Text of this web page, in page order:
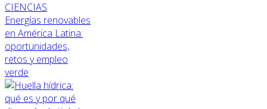
CIENCIAS
Energías renovables
en América Latina:
oportunidades,
retos y empleo
verde